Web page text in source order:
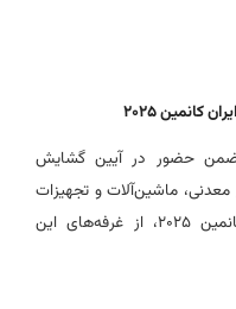
۲۰۲۵
حضور در آیین گشایش
معدنی، ماشین‌آلات و تجهیزات
معدن، راهسازی و صنایع وابسته ایران کانمین ۲۰۲۵، از غرفه‌های این